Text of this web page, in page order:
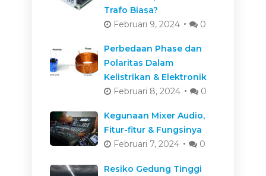
Trafo Biasa?
Februari 9, 2024
0
Perbedaan Phase dan
Polaritas Dalam
Kelistrikan & Elektronik
Februari 8, 2024
0
Kegunaan Mixer Audio,
Fitur-fitur & Fungsinya
Februari 7, 2024
0
Resiko Gedung Tinggi